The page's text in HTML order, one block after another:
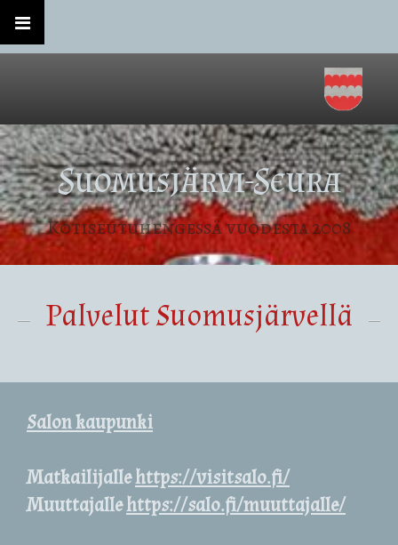
Suomusjärvi-Seura
Kotiseutuhengessä vuodesta 2008
Palvelut Suomusjärvellä
Salon kaupunki
Matkailijallehttps://visitsalo.fi/
Muuttajallehttps://salo.fi/muuttajalle/